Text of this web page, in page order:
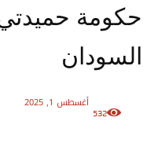
حكومة
السودان
أغسطس 1, 2025
532